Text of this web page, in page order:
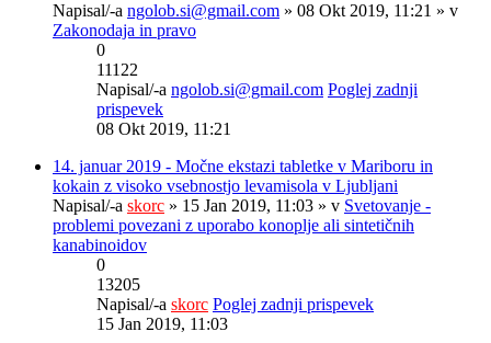
Napisal/-a ngolob.si@gmail.com » 08 Okt 2019, 11:21 » v
Zakonodaja in pravo
0
11122
Napisal/-a ngolob.si@gmail.com Poglej zadnji
prispevek
08 Okt 2019, 11:21
14. januar 2019 - Močne ekstazi tabletke v Mariboru in
kokain z visoko vsebnostjo levamisola v Ljubljani
Napisal/-a skorc » 15 Jan 2019, 11:03 » v Svetovanje -
problemi povezani z uporabo konoplje ali sintetičnih
kanabinoidov
0
13205
Napisal/-a skorc Poglej zadnji prispevek
15 Jan 2019, 11:03